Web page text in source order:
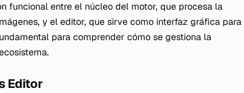
funcional entre el núcleo del motor, que procesa la
y el editor, que sirve como interfaz gráfica para
para comprender cómo se gestiona la
Editor